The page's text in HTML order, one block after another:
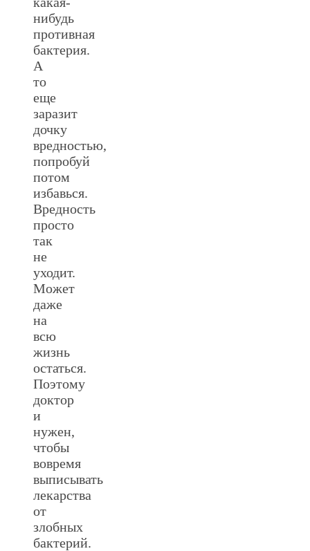
нибудь
противная
бактерия.
А
то
еще
заразит
дочку
вредностью,
попробуй
потом
избавься.
Вредность
просто
так
не
уходит.
Может
даже
на
всю
жизнь
остаться.
Поэтому
доктор
и
нужен,
чтобы
вовремя
выписывать
лекарства
от
злобных
бактерий.